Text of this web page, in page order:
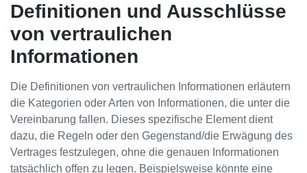
Definitionen und Ausschlüsse
von vertraulichen
Informationen
Die Definitionen von vertraulichen Informationen erläutern
die Kategorien oder Arten von Informationen, die unter die
Vereinbarung fallen. Dieses spezifische Element dient
dazu, die Regeln oder den Gegenstand/die Erwägung des
Vertrages festzulegen, ohne die genauen Informationen
tatsächlich offen zu legen. Beispielsweise könnte eine